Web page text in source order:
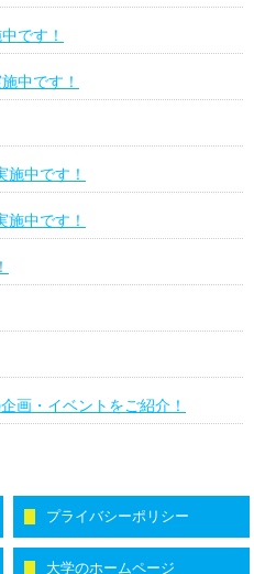
です！
中です！
施中です！
施中です！
画・イベントをご紹介！
プライバシーポリシー
大学のホームページ